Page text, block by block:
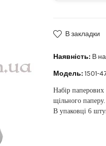
В закладки
Наявність: В
Модель: 1501-
Набір паперових
щільного паперу.
В упаковці 6